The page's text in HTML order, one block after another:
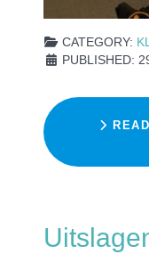
CATEGORY:
PUBLISHED: